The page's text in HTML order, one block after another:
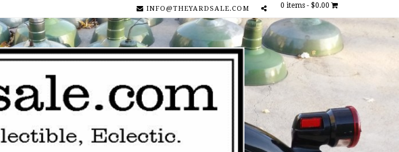
0 items - $0.00
SOCIAL
INFO@THEYARDSALE.COM